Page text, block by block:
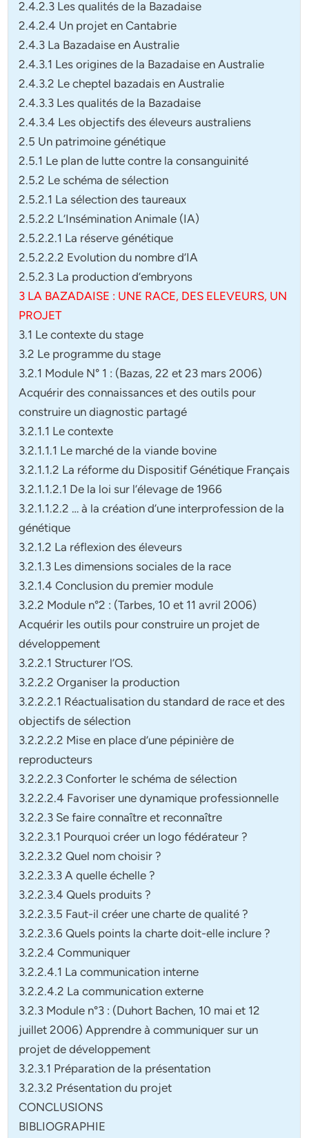
2.4.2.3 Les qualités de la Bazadaise
2.4.2.4 Un projet en Cantabrie
2.4.3 La Bazadaise en Australie
2.4.3.1 Les origines de la Bazadaise en Australie
2.4.3.2 Le cheptel bazadais en Australie
2.4.3.3 Les qualités de la Bazadaise
2.4.3.4 Les objectifs des éleveurs australiens
2.5 Un patrimoine génétique
2.5.1 Le plan de lutte contre la consanguinité
2.5.2 Le schéma de sélection
2.5.2.1 La sélection des taureaux
2.5.2.2 L’Insémination Animale (IA)
2.5.2.2.1 La réserve génétique
2.5.2.2.2 Evolution du nombre d’IA
2.5.2.3 La production d’embryons
3 LA BAZADAISE : UNE RACE, DES ELEVEURS, UN
PROJET
3.1 Le contexte du stage
3.2 Le programme du stage
3.2.1 Module N° 1 : (Bazas, 22 et 23 mars 2006)
Acquérir des connaissances et des outils pour
construire un diagnostic partagé
3.2.1.1 Le contexte
3.2.1.1.1 Le marché de la viande bovine
3.2.1.1.2 La réforme du Dispositif Génétique Français
3.2.1.1.2.1 De la loi sur l’élevage de 1966
3.2.1.1.2.2 … à la création d’une interprofession de la
génétique
3.2.1.2 La réflexion des éleveurs
3.2.1.3 Les dimensions sociales de la race
3.2.1.4 Conclusion du premier module
3.2.2 Module n°2 : (Tarbes, 10 et 11 avril 2006)
Acquérir les outils pour construire un projet de
développement
3.2.2.1 Structurer l’OS.
3.2.2.2 Organiser la production
3.2.2.2.1 Réactualisation du standard de race et des
objectifs de sélection
3.2.2.2.2 Mise en place d’une pépinière de
reproducteurs
3.2.2.2.3 Conforter le schéma de sélection
3.2.2.2.4 Favoriser une dynamique professionnelle
3.2.2.3 Se faire connaître et reconnaître
3.2.2.3.1 Pourquoi créer un logo fédérateur ?
3.2.2.3.2 Quel nom choisir ?
3.2.2.3.3 A quelle échelle ?
3.2.2.3.4 Quels produits ?
3.2.2.3.5 Faut-il créer une charte de qualité ?
3.2.2.3.6 Quels points la charte doit-elle inclure ?
3.2.2.4 Communiquer
3.2.2.4.1 La communication interne
3.2.2.4.2 La communication externe
3.2.3 Module n°3 : (Duhort Bachen, 10 mai et 12
juillet 2006) Apprendre à communiquer sur un
projet de développement
3.2.3.1 Préparation de la présentation
3.2.3.2 Présentation du projet
CONCLUSIONS
BIBLIOGRAPHIE